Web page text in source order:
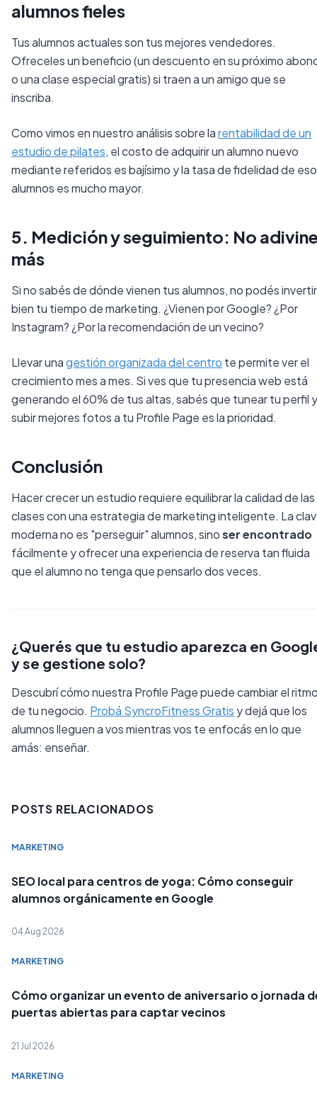
alumnos fieles
Tus alumnos actuales son tus mejores vendedores.
Ofreceles un beneficio (un descuento en su próximo
o una clase especial gratis) si traen a un amigo que se
inscriba.
Como vimos en nuestro análisis sobre larentabilidad de un
estudio de pilates, el costo de adquirir un alumno nuevo
mediante referidos es bajísimo y la tasa de fidelidad de
alumnos es mucho mayor.
5. Medición y seguimiento: No
más
Si no sabés de dónde vienen tus alumnos, no podés invertir
bien tu tiempo de marketing. ¿Vienen por Google? ¿Por
Instagram? ¿Por la recomendación de un vecino?
Llevar unagestión organizada del centro te permite ver el
crecimiento mes a mes. Si ves que tu presencia web está
generando el 60% de tus altas, sabés que tunear tu perfil y
subir mejores fotos a tu Profile Page es la prioridad.
Conclusión
Hacer crecer un estudio requiere equilibrar la calidad de las
clases con una estrategia de marketing inteligente. La
moderna no es "perseguir" alumnos, sinoser encontrado
fácilmente y ofrecer una experiencia de reserva tan fluida
que el alumno no tenga que pensarlo dos veces.
¿Querés que tu estudio aparezca en
y se gestione solo?
Descubrí cómo nuestra Profile Page puede cambiar el
de tu negocio. Probá SyncroFitness Gratis y dejá que los
alumnos lleguen a vos mientras vos te enfocás en lo que
amás: enseñar.
POSTS RELACIONADOS
MARKETING
SEO local para centros de yoga: Cómo conseguir
alumnos orgánicamente en Google
04 Aug 2026
MARKETING
Cómo organizar un evento de aniversario o jornada
puertas abiertas para captar vecinos
21 Jul 2026
MARKETING